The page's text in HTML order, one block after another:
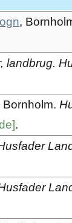
,
landbrug.
Bornholm.
.